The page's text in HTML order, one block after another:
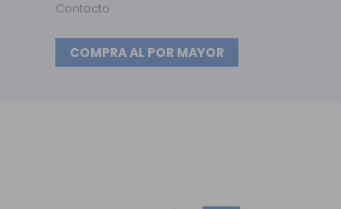
Contacto
COMPRA AL POR MAYOR